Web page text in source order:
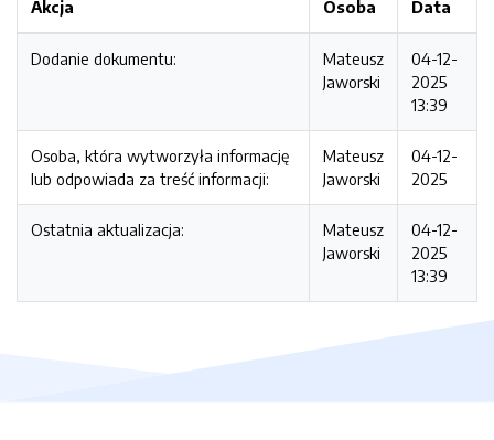
Akcja Osoba Data
Dodanie dokumentu:
Mateusz
Jaworski
04-12-
2025
13:39
Osoba, która wytworzyła informację
lub odpowiada za treść informacji:
Mateusz
Jaworski
04-12-
2025
Ostatnia aktualizacja:
Mateusz
Jaworski
04-12-
2025
13:39